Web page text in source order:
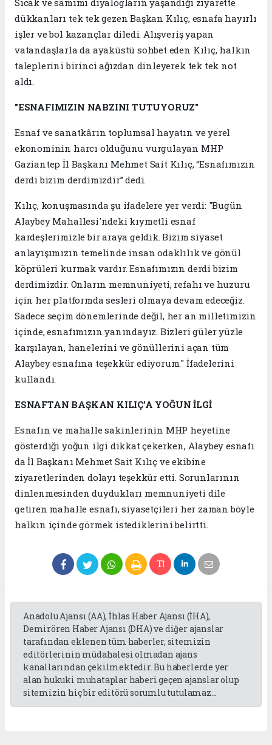
dükkanları tek tek gezen Başkan Kılıç, esnafa hayırlı
işler ve bol kazançlar diledi. Alışveriş yapan
vatandaşlarla da ayaküstü sohbet eden Kılıç, halkın
taleplerini birinci ağızdan dinleyerek tek tek not
aldı.
"ESNAFIMIZIN NABZINI TUTUYORUZ"
Esnaf ve sanatkârın toplumsal hayatın ve yerel
ekonominin harcı olduğunu vurgulayan MHP
Gaziantep İl Başkanı Mehmet Sait Kılıç, “Esnafımızın
derdi bizim derdimizdir” dedi.
Kılıç, konuşmasında şu ifadelere yer verdi: "Bugün
Alaybey Mahallesi'ndeki kıymetli esnaf
kardeşlerimizle bir araya geldik. Bizim siyaset
anlayışımızın temelinde insan odaklılık ve gönül
köprüleri kurmak vardır. Esnafımızın derdi bizim
derdimizdir. Onların memnuniyeti, refahı ve huzuru
için her platformda sesleri olmaya devam edeceğiz.
Sadece seçim dönemlerinde değil, her an milletimizin
içinde, esnafımızın yanındayız. Bizleri güler yüzle
karşılayan, hanelerini ve gönüllerini açan tüm
Alaybey esnafına teşekkür ediyorum." İfadelerini
kullandı.
ESNAFTAN BAŞKAN KILIÇ’A YOĞUN İLGİ
Esnafın ve mahalle sakinlerinin MHP heyetine
gösterdiği yoğun ilgi dikkat çekerken, Alaybey esnafı
da İl Başkanı Mehmet Sait Kılıç ve ekibine
ziyaretlerinden dolayı teşekkür etti. Sorunlarının
dinlenmesinden duydukları memnuniyeti dile
getiren mahalle esnafı, siyasetçileri her zaman böyle
halkın içinde görmek istediklerini belirtti.
Anadolu Ajansı (AA), İhlas Haber Ajansı (İHA),
Demirören Haber Ajansı (DHA) ve diğer ajanslar
tarafından eklenen tüm haberler, sitemizin
editörlerinin müdahalesi olmadan ajans
kanallarından çekilmektedir. Bu haberlerde yer
alan hukuki muhataplar haberi geçen ajanslar olup
sitemizin hiç bir editörü sorumlu tutulamaz...